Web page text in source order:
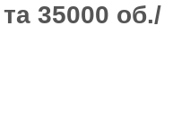
35000 об./